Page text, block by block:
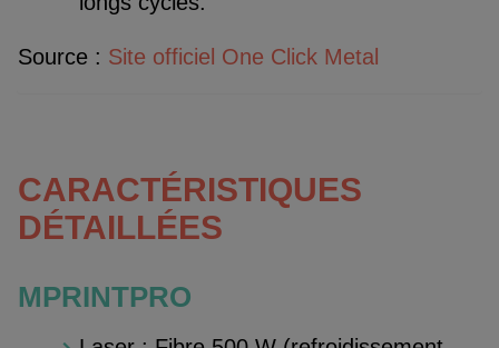
Source : Site officiel One Click Metal
CARACTÉRISTIQUES
DÉTAILLÉES
MPRINTPRO